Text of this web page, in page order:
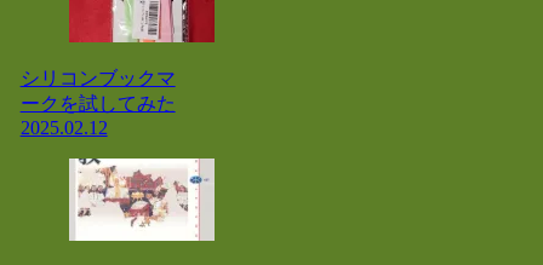
シリコンブックマ
ークを試してみた
2025.02.12